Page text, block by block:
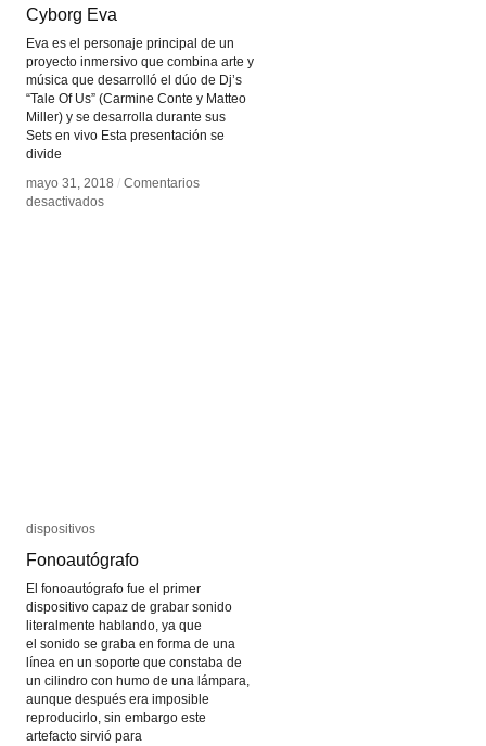
Cyborg Eva
Eva es el personaje principal de un
proyecto inmersivo que combina arte y
música que desarrolló el dúo de Dj’s
“Tale Of Us” (Carmine Conte y Matteo
Miller) y se desarrolla durante sus
Sets en vivo Esta presentación se
divide
mayo 31, 2018 / Comentarios
desactivadosen
Cyborg Eva
mayo 31, 2018 / Comentarios
desactivadosen
dispositivos
Fonoautógrafo
El fonoautógrafo fue el primer
dispositivo capaz de grabar sonido
literalmente hablando, ya que
el sonido se graba en forma de una
línea en un soporte que constaba de
un cilindro con humo de una lámpara,
aunque después era imposible
reproducirlo, sin embargo este
artefacto sirvió para
dispositivos
Fonoautógrafo